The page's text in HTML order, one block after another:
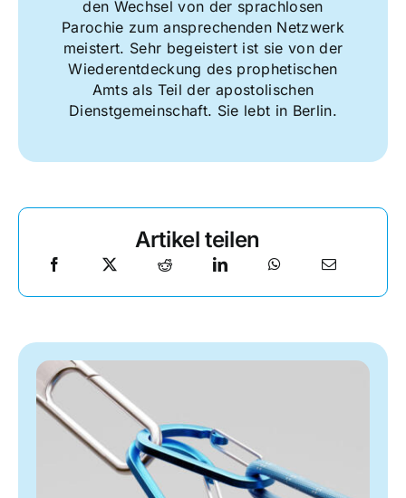
den Wechsel von der sprachlosen
Parochie zum ansprechenden Netzwerk
meistert. Sehr begeistert ist sie von der
Wiederentdeckung des prophetischen
Amts als Teil der apostolischen
Dienstgemeinschaft. Sie lebt in Berlin.
Artikel teilen